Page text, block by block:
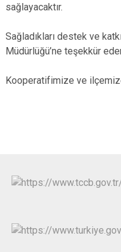
sağlayacaktır.
Sağladıkları destek ve
Müdürlüğü’ne teşekkür
Kooperatifimize ve